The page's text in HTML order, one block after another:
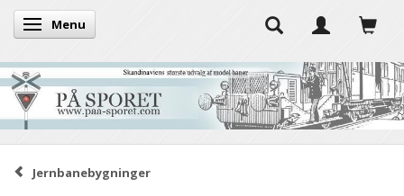
Skifte navigation
Menu
Jernbanebygninger